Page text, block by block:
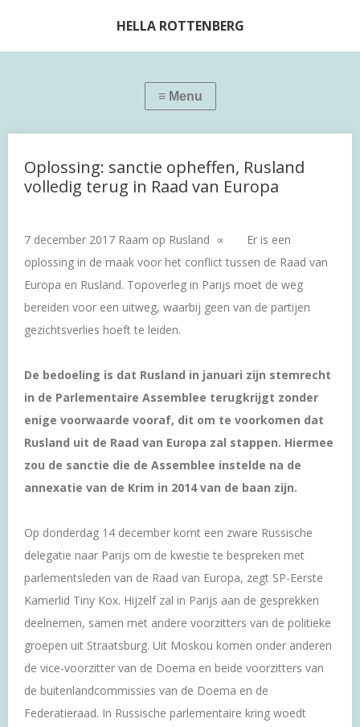
HELLA ROTTENBERG
Oplossing: sanctie opheffen, Rusland
volledig terug in Raad van Europa
7 december 2017 Raam op Rusland ∝ Er is een
oplossing in de maak voor het conflict tussen de Raad van
Europa en Rusland. Topoverleg in Parijs moet de weg
bereiden voor een uitweg, waarbij geen van de partijen
gezichtsverlies hoeft te leiden.
De bedoeling is dat Rusland in januari zijn stemrecht
in de Parlementaire Assemblee terugkrijgt zonder
enige voorwaarde vooraf, dit om te voorkomen dat
Rusland uit de Raad van Europa zal stappen. Hiermee
zou de sanctie die de Assemblee instelde na de
annexatie van de Krim in 2014 van de baan zijn.
Op donderdag 14 december komt een zware Russische
delegatie naar Parijs om de kwestie te bespreken met
parlementsleden van de Raad van Europa, zegt SP-Eerste
Kamerlid Tiny Kox. Hijzelf zal in Parijs aan de gesprekken
deelnemen, samen met andere voorzitters van de politieke
groepen uit Straatsburg. Uit Moskou komen onder anderen
de vice-voorzitter van de Doema en beide voorzitters van
de buitenlandcommissies van de Doema en de
Federatieraad. In Russische parlementaire kring woedt